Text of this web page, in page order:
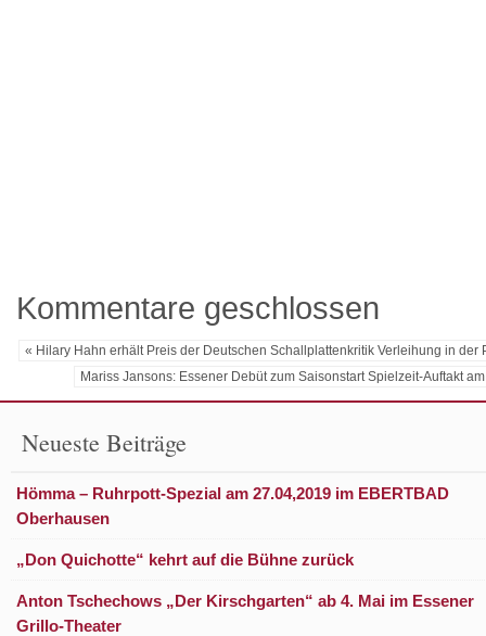
Kommentare geschlossen
« Hilary Hahn erhält Preis der Deutschen Schallplattenkritik Verleihung in der
Mariss Jansons: Essener Debüt zum Saisonstart Spielzeit-Auftakt
Neueste Beiträge
Hömma – Ruhrpott-Spezial am 27.04,2019 im EBERTBAD
Oberhausen
„Don Quichotte“ kehrt auf die Bühne zurück
Anton Tschechows „Der Kirschgarten“ ab 4. Mai im Essener
Grillo-Theater